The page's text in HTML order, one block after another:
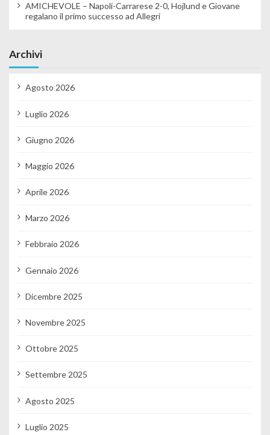
AMICHEVOLE – Napoli-Carrarese 2-0, Hojlund e Giovane
regalano il primo successo ad Allegri
Archivi
Agosto 2026
Luglio 2026
Giugno 2026
Maggio 2026
Aprile 2026
Marzo 2026
Febbraio 2026
Gennaio 2026
Dicembre 2025
Novembre 2025
Ottobre 2025
Settembre 2025
Agosto 2025
Luglio 2025